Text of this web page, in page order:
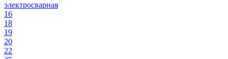
электросварная
16
18
19
20
22